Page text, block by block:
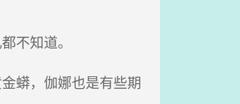
不知道。
蟒，伽娜也是有些期